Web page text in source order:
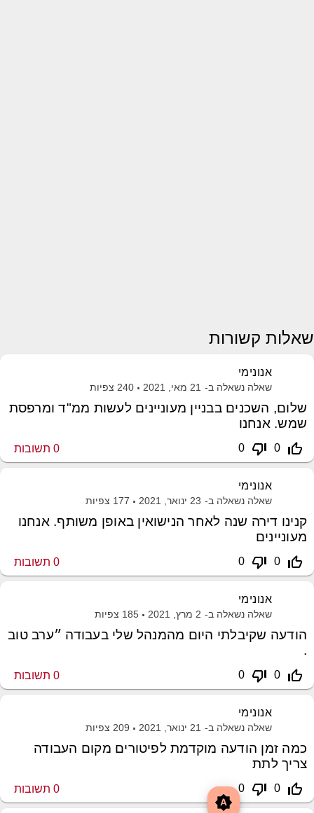
brightness_auto
שאלות קשורות
אנונימי
שאלה נשאלה ב- 21 מאי, 2021 240 צפיות
שלום, השכנים בבניין מעוניינים לעשות ממ"ד ומרפסת
שמש. אנחנו
thumb_up_off_alt
0
thumb_down_off_alt
0
0 תשובות
אנונימי
שאלה נשאלה ב- 23 ינואר, 2021 177 צפיות
קנינו דירה שנה לאחר הנישואין באופן משותף. אנחנו
מעוניינים
thumb_up_off_alt
0
thumb_down_off_alt
0
0 תשובות
אנונימי
שאלה נשאלה ב- 2 מרץ, 2021 185 צפיות
הודעה שקיבלתי היום מהמנהל שלי בעבודה ״ערב טוב
.
thumb_up_off_alt
0
thumb_down_off_alt
0
0 תשובות
אנונימי
שאלה נשאלה ב- 21 ינואר, 2021 209 צפיות
כמה זמן הודעה מוקדמת לפיטורים מקום העבודה
צריך לתת
thumb_up_off_alt
0
thumb_down_off_alt
0
0 תשובות